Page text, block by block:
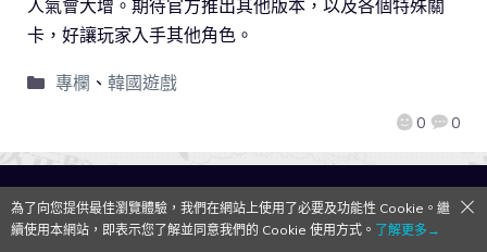
0 0
人氣會大增。期待官方推出其他版本，以及各個特殊關
卡，好讓玩家入手其他角色。
專欄 、 韓國遊戲
QooApp Limited © 2026
為了向您提供最佳瀏覽體驗，我們在網站上使用了必要及功能性 Cookie。繼
續使用本網站，即表示您了解並同意我們的 Cookie 使用方式。 了解更多→